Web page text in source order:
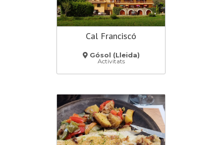
Cal Franciscó
Gósol (Lleida)
Activitats